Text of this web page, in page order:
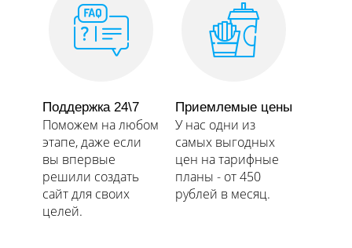
Поддержка 24\7
Поможем на любом
этапе, даже если
вы впервые
решили создать
сайт для своих
целей.​​​​​​​
Приемлемые цены
У нас одни из
самых выгодных
цен на тарифные
планы - от 450
рублей в месяц.